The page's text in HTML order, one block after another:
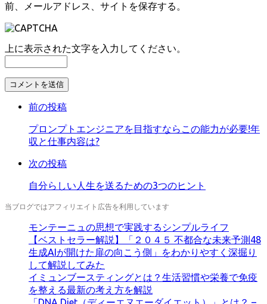
前、メールアドレス、サイトを保存する。
上に表示された文字を入力してください。
コ
メ
す
る
前の投稿
プロンプトエンジニアを目指すならこの能力が必要!年
収と仕事内容は?
次の投稿
自分らしい人生を送るための3つのヒント
当ブログではアフィリエイト広告を利用しています
モンテーニュの思想で実践するシンプルライフ
【ベストセラー解説】「２０４５ 不都合な未来予測48
生成AIが開けた扉の向こう側」をわかりやすく深掘り
して解説してみた
イミュンブースティングとは？生活習慣や栄養で免疫
を整える最新の考え方を解説